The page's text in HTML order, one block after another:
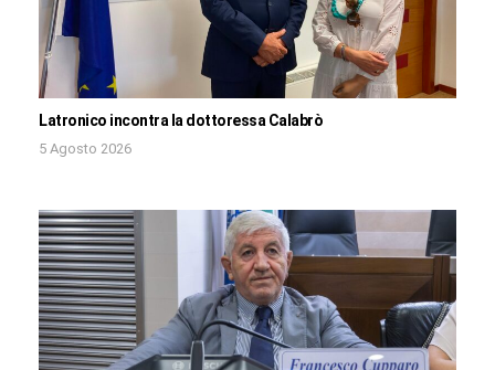
Latronico incontra la dottoressa Calabrò
5 Agosto 2026